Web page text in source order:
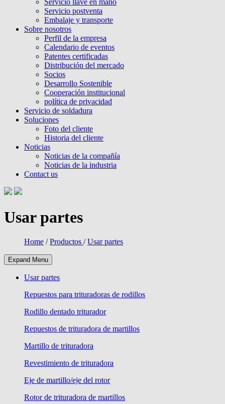
Servicio llave en mano
Servicio postventa
Embalaje y transporte
Sobre nosotros
Perfil de la empresa
Calendario de eventos
Patentes certificadas
Distribución del mercado
Socios
Desarrollo Sostenible
Cooperación institucional
política de privacidad
Servicio de soldadura
Soluciones
Foto del cliente
Historia del cliente
Noticias
Noticias de la compañía
Noticias de la industria
Contact us
Usar partes
Home /Productos /Usar partes
Expand Menu
Usar partes
Repuestos para trituradoras de rodillos
Rodillo dentado triturador
Repuestos de trituradora de martillos
Martillo de trituradora
Revestimiento de trituradora
Eje de martillo/eje del rotor
Rotor de trituradora de martillos